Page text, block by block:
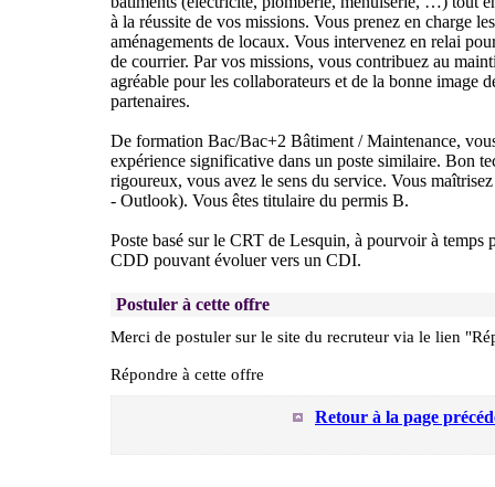
à la réussite de vos missions. Vous prenez en charge
aménagements de locaux. Vous intervenez en relai
de courrier. Par vos missions, vous contribuez au
agréable pour les collaborateurs et de la bonne image
partenaires.
De formation Bac/Bac+2 Bâtiment / Maintenance,
expérience significative dans un poste similaire. Bon
rigoureux, vous avez le sens du service. Vous
- Outlook). Vous êtes titulaire du permis B.
Poste basé sur le CRT de Lesquin, à pourvoir à temps
CDD pouvant évoluer vers un CDI.
Postuler à cette offre
Merci de postuler sur le site du recruteur via le lien
Répondre à cette offre
Retour à la page